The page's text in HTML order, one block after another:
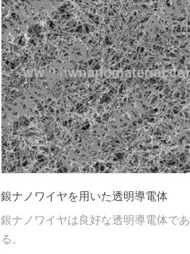
銀ナノワイヤを用いた透明導電体
銀ナノワイヤは良好な透明導電体であ
る。